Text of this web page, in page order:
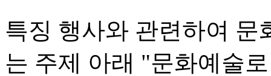
특징 행사와 관련하여
는 주제 아래 "문화예술